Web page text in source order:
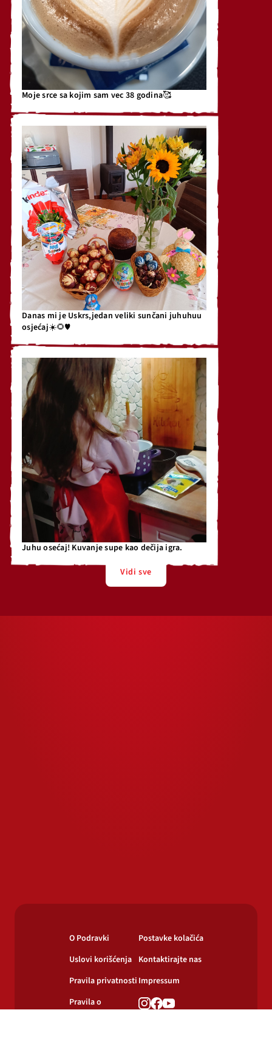
Moje srce sa kojim sam vec 38 godina🥰
Danas mi je Uskrs,jedan veliki sunčani juhuhuu
osjećaj☀️🌻♥️
Juhu osećaj! Kuvanje supe kao dečija igra.
Vidi sve
O Podravki
Uslovi korišćenja
Pravila privatnosti
Pravila o
Postavke kolačića
Kontaktirajte nas
Impressum